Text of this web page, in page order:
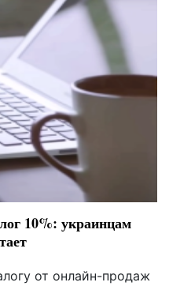
10%: украинцам
от онлайн-продаж